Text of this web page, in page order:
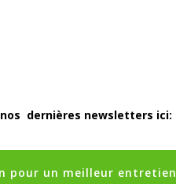
dernières newsletters ici:
pour un meilleur entretien